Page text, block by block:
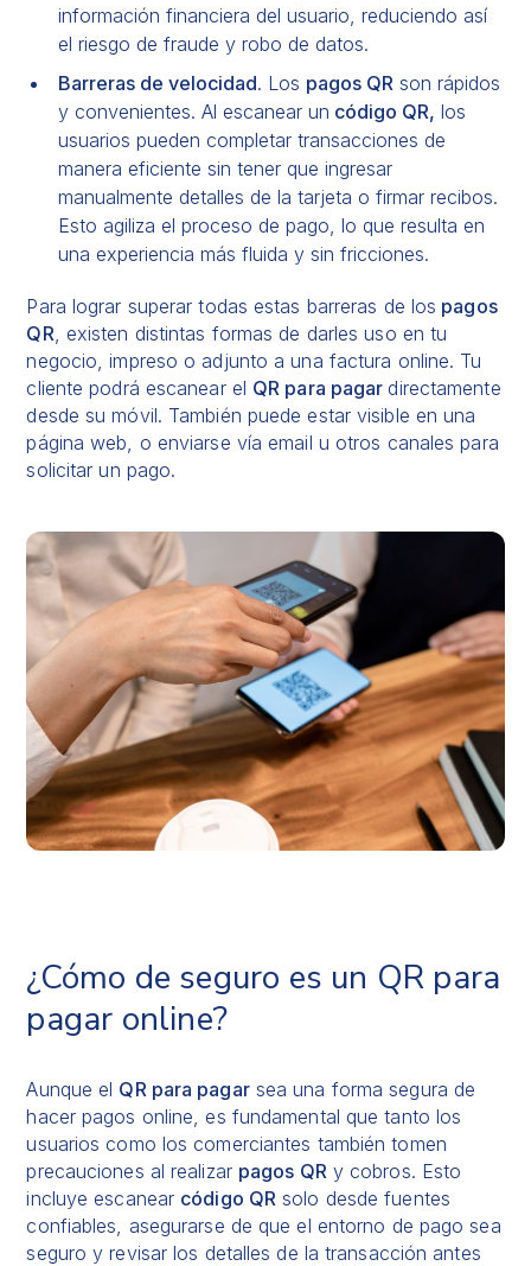
información financiera del usuario, reduciendo así
el riesgo de fraude y robo de datos.
Barreras de velocidad. Los pagos QR son rápidos
y convenientes. Al escanear un código QR, los
usuarios pueden completar transacciones de
manera eficiente sin tener que ingresar
manualmente detalles de la tarjeta o firmar recibos.
Esto agiliza el proceso de pago, lo que resulta en
una experiencia más fluida y sin fricciones.
Para lograr superar todas estas barreras de los pagos
QR , existen distintas formas de darles uso en tu
negocio, impreso o adjunto a una factura online. Tu
cliente podrá escanear el QR para pagardirectamente
desde su móvil. También puede estar visible en una
página web, o enviarse vía email u otros canales para
solicitar un pago.
¿Cómo de seguro es un QR para
pagar online?
Aunque el QR para pagarsea una forma segura de
hacer pagos online, es fundamental que tanto los
usuarios como los comerciantes también tomen
precauciones al realizar pagos QR y cobros. Esto
incluye escanear código QR solo desde fuentes
confiables, asegurarse de que el entorno de pago sea
seguro y revisar los detalles de la transacción antes